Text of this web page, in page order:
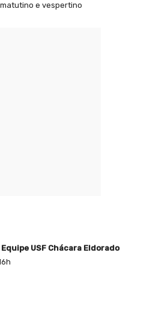
e vespertino
USF Chácara Eldorado